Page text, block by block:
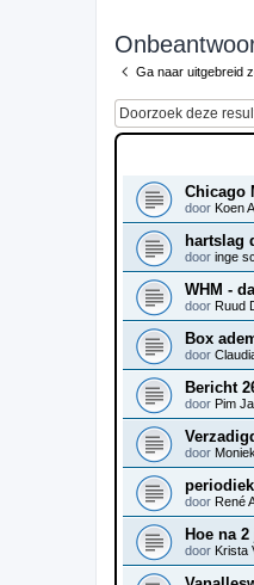
Ga naar uitgebreid
Chicago
door Koen
hartslag
door inge
WHM -
door Ruud
Box
door
Bericht
door Pim
door
door René
Hoe na
door Krista